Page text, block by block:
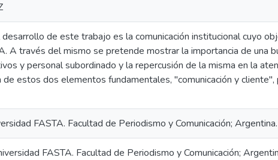
de este trabajo es la comunicación institucional cuyo
A través del mismo se pretende mostrar la importancia de una
y personal subordinado y la repercusión de la misma en la
estos dos elementos fundamentales, "comunicación y
FASTA. Facultad de Periodismo y Comunicación; Argentina.
FASTA. Facultad de Periodismo y Comunicación;